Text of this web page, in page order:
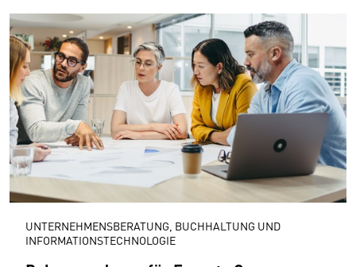
UNTERNEHMENSBERATUNG, BUCHHALTUNG UND
INFORMATIONSTECHNOLOGIE